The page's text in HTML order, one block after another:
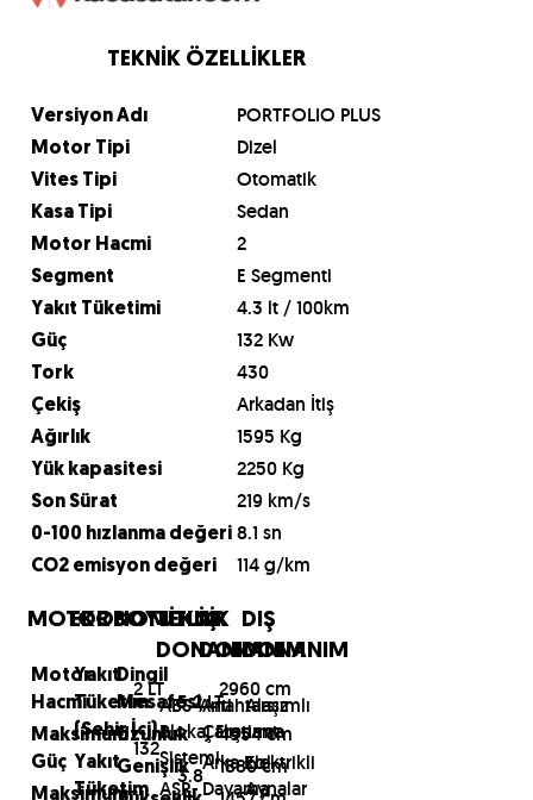
TEKNİK ÖZELLİKLER
Versiyon Adı PORTFOLIO PLUS
Motor Tipi Dizel
Vites Tipi Otomatik
Kasa Tipi Sedan
Motor Hacmi 2
Segment E Segmenti
Yakıt Tüketimi 4.3 lt / 100km
Güç 132 Kw
Tork 430
Çekiş Arkadan İtiş
Ağırlık 1595 Kg
Yük kapasitesi 2250 Kg
Son Sürat 219 km/s
0-100 hızlanma değeri 8.1 sn
CO2 emisyon değeri 114 g/km
MOTOR
Motor
Hacmi
2 LT
Maksimum
Güç
132
Maksimum
EKONOMİ
Yakıt
Tüketim
(Şehir İçi)
5.2 LT
Yakıt
Tüketim
3.8
BOYUTLAR
Dingil
Mesafesi
2960 cm
Uzunluk 4954 cm
Genişlik 1880 cm
TEKNİK
DONANIM
ABS-Anti
Blokaj Fren
Sistemi
ASR-
İÇ
DONANIM
Anahtarsız
Çalıştırma
Arka Kol
Dayama
DIŞ
DONANIM
Alaşımlı
Jant
Elektrikli
Aynalar